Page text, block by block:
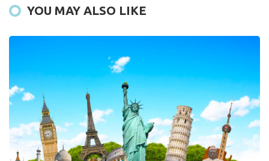
YOU MAY ALSO LIKE